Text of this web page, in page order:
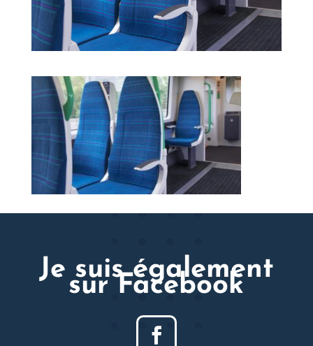
Je suis également
sur Facebook